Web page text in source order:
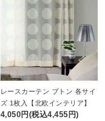
レースカーテン ブトン 各サイ
ズ 1枚入【北欧インテリア】
4,050円(税込4,455円)